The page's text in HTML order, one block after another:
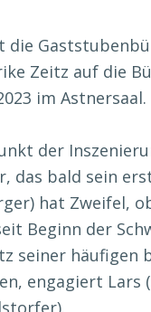
die
Zeitz auf die
im Astnersaal.
der
das bald sein
hat Zweifel,
Beginn der
seiner häufigen
engagiert Lars